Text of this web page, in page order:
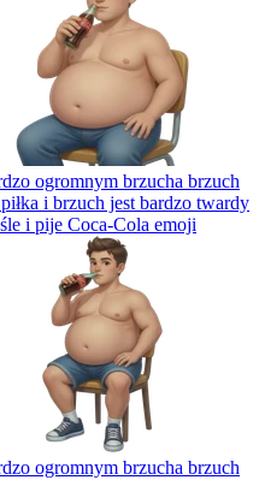
ogromnym brzucha brzuch
i brzuch jest bardzo twardy
i pije Coca-Cola emoji
ogromnym brzucha brzuch